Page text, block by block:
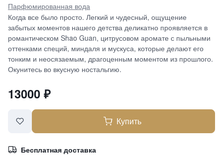
Парфюмированная вода
Когда все было просто. Легкий и чудесный, ощущение
забытых моментов нашего детства деликатно проявляется в
романтическом Shao Guan, цитрусовом аромате с пыльными
оттенками специй, миндаля и мускуса, которые делают его
тонким и неосязаемым, драгоценным моментом из прошлого.
Окунитесь во вкусную ностальгию.
13000 ₽
Купить
Бесплатная доставка